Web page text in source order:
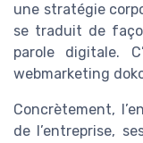
une stratégie
se traduit de
parole digitale.
webmarketing
Concrètement,
de l’entreprise,